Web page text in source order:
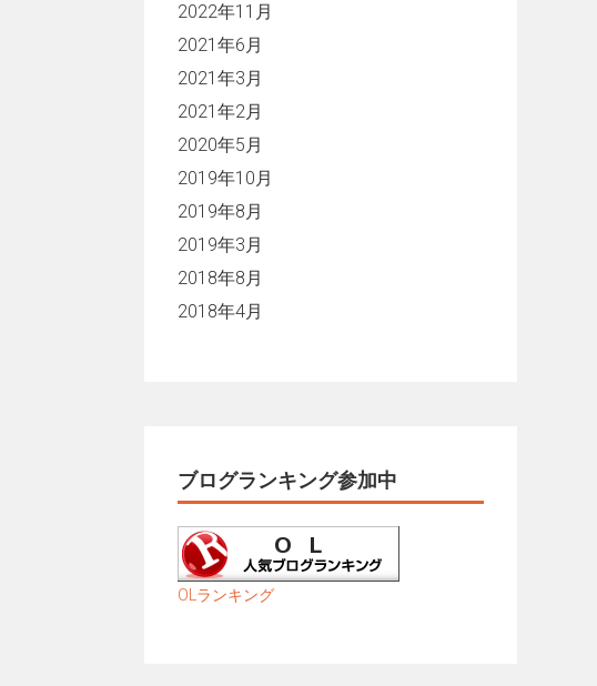
2022年11月
2021年6月
2021年3月
2021年2月
2020年5月
2019年10月
2019年8月
2019年3月
2018年8月
2018年4月
ブログランキング参加中
OLランキング